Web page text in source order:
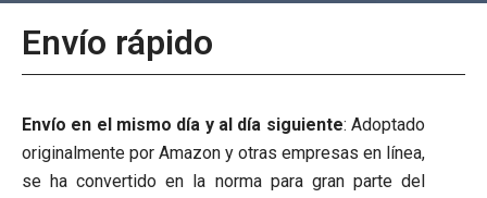
manipulación
Envío rápido
Envío en el mismo día y al día siguiente: Adoptado
originalmente por Amazon y otras empresas en línea,
se ha convertido en la norma para gran parte del